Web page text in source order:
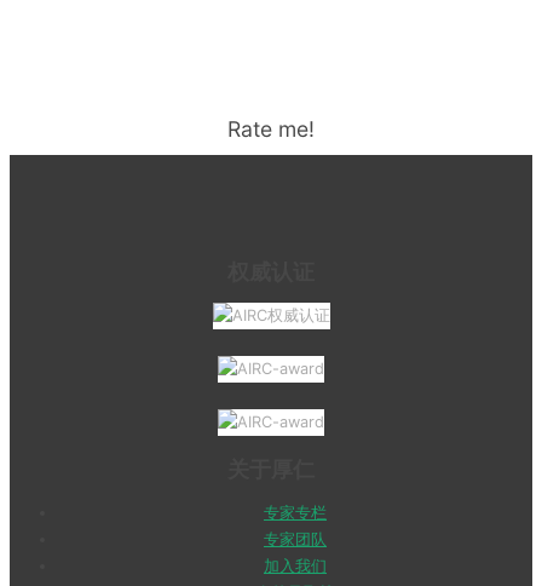
Rate me!
专家专栏
专家团队
加入我们